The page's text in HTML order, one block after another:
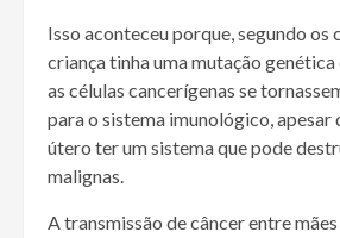
Isso aconteceu porque, segundo os
criança tinha uma mutação
as células cancerígenas se
para o sistema imunológico, apesar
útero ter um sistema que pode
malignas.
A transmissão de câncer entre